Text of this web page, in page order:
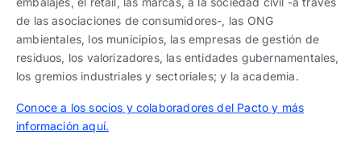
de las asociaciones de consumidores-, las ONG
ambientales, los municipios, las empresas de gestión de
residuos, los valorizadores, las entidades gubernamentales,
los gremios industriales y sectoriales; y la academia.
Conoce a los socios y colaboradores del Pacto y más
información aquí.